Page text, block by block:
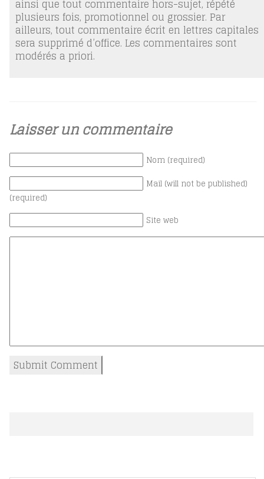
ainsi que tout commentaire hors-sujet, répété
plusieurs fois, promotionnel ou grossier. Par
ailleurs, tout commentaire écrit en lettres capitales
sera supprimé d’office. Les commentaires sont
modérés a priori.
Laisser un commentaire
Nom (required)
Mail (will not be published)
(required)
Site web